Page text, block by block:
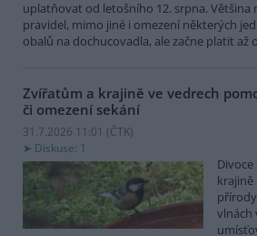
uplatňovat od letošního 12. srpna. Většina
pravidel, mimo jiné i omezení některých
obalů na dochucovadla, ale začne platit až
Zvířatům a krajině ve vedrech
či omezení sekání
31.7.2026 11:01 (ČTK)
Diskuse: 1
vlnách